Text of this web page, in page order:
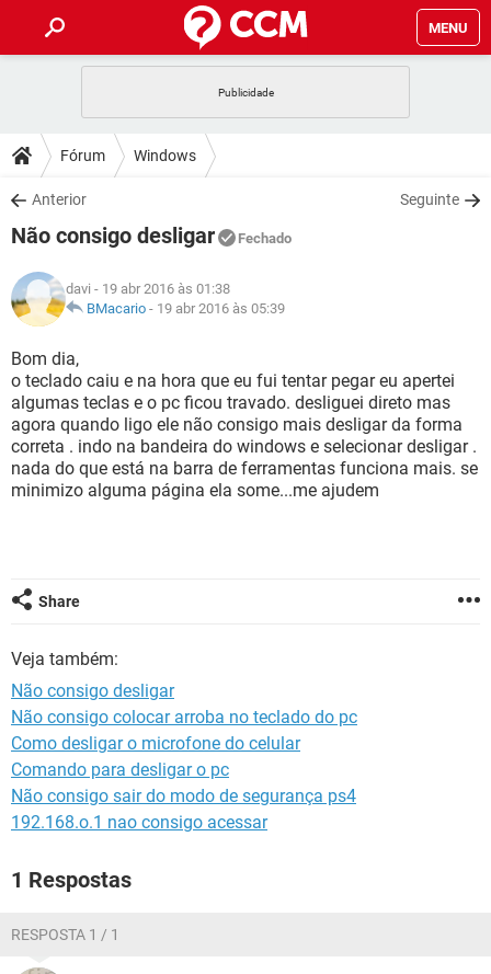
MENU
CELULAR
OUTLOOK
INSTAGRAM GMAIL
GUIA DE COMPRAS
DICAS
JOGOS
INSTAGRAM
GUIA DE COMPRAS
DOWNLOADS
JOGOS WHATSAPP
CELULAR
OUTLOOK EXCEL
INSTAGRAM
GUIA DE COMPRAS
JOGOS
CELULAR
OUTLOOK
INSTAGRAM GMAIL
GUIA DE COMPRAS
GLOSSÁRIO
JOGOS
CELULAR FACEBOOK
OUTLOOK EXCEL
INSTAGRAM
GUIA DE COMPRAS
Fórum Windows
Anterior Seguinte
Não consigo desligar Fechado
davi - 19 abr 2016 às 01:38
BMacario - 19 abr 2016 às 05:39
Bom dia,
o teclado caiu e na hora que eu fui tentar pegar eu apertei
algumas teclas e o pc ficou travado. desliguei direto mas
agora quando ligo ele não consigo mais desligar da forma
correta . indo na bandeira do windows e selecionar desligar .
nada do que está na barra de ferramentas funciona mais. se
minimizo alguma página ela some...me ajudem
Share
Veja também:
Não consigo desligar
Não consigo colocar arroba no teclado do pc
Como desligar o microfone do celular
Comando para desligar o pc
Não consigo sair do modo de segurança ps4
192.168.o.1 nao consigo acessar
1 Respostas
RESPOSTA 1 / 1